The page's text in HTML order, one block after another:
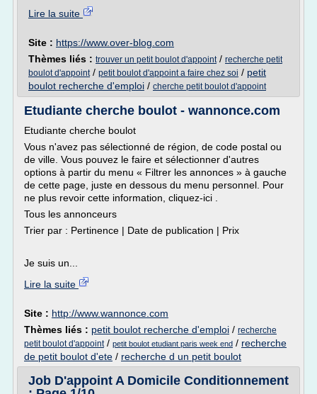
Lire la suite
Site : https://www.over-blog.com
Thèmes liés : trouver un petit boulot d'appoint/ recherche petit
boulot d'appoint/ petit boulot d'appoint a faire chez soi / petit
boulot recherche d'emploi / cherche petit boulot d'appoint
Etudiante cherche boulot - wannonce.com
Etudiante cherche boulot
Vous n'avez pas sélectionné de région, de code postal ou
de ville. Vous pouvez le faire et sélectionner d'autres
options à partir du menu « Filtrer les annonces » à gauche
de cette page, juste en dessous du menu personnel. Pour
ne plus revoir cette information, cliquez-ici .
Tous les annonceurs
Trier par : Pertinence | Date de publication | Prix
Je suis un...
Lire la suite
Site : http://www.wannonce.com
Thèmes liés : petit boulot recherche d'emploi / recherche
petit boulot d'appoint/ petit boulot etudiant paris week end / recherche
de petit boulot d'ete / recherche d un petit boulot
Job D'appoint A Domicile Conditionnement